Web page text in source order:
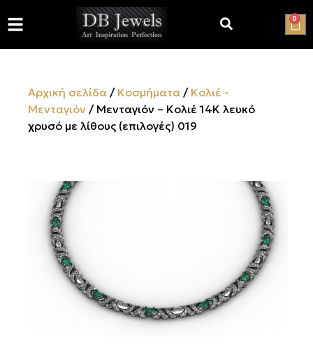
0
Αρχική σελίδα / Κοσμήματα / Κολιέ -
Μενταγιόν / Μενταγιόν – Κολιέ 14Κ λευκό
χρυσό με λίθους (επιλογές) 019